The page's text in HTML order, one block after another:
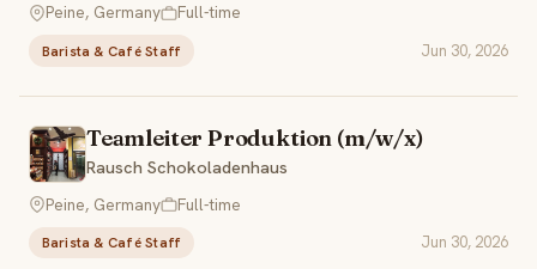
Peine, Germany
Full-time
Barista & Café Staff Jun 30, 2026
Teamleiter Produktion (m/w/x)
Rausch Schokoladenhaus
Peine, Germany
Full-time
Barista & Café Staff Jun 30, 2026